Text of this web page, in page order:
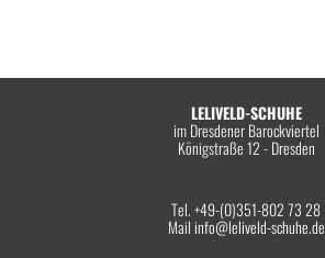
LELIVELD-SCHUHE
im Dresdener Barockviertel
Königstraße 12 - Dresden
Tel. +49-(0)351-802 73 28
Mail info@leliveld-schuhe.de